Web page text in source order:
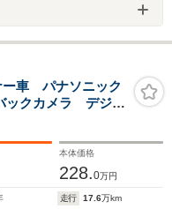
車 パナソニック
ックカメラ デジタ
用ホイールあり
本体価格
228.0万円
走行 17.6万km